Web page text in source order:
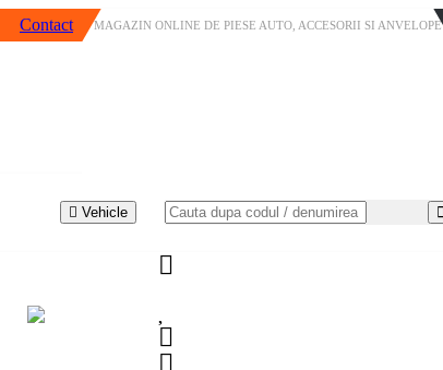
Contact MAGAZIN ONLINE DE PIESE AUTO, ACCESORII SI ANVELOPE
Vehicle